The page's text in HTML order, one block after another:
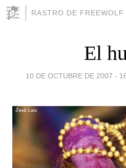
RASTRO DE FREEWOLF
El
10 DE OCTUBRE DE 2007 -